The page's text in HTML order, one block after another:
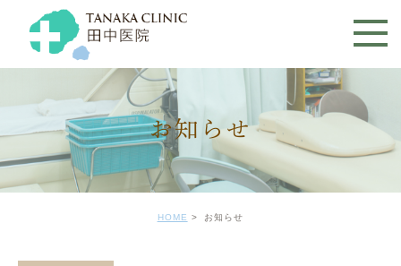
お知らせ
HOME お知らせ